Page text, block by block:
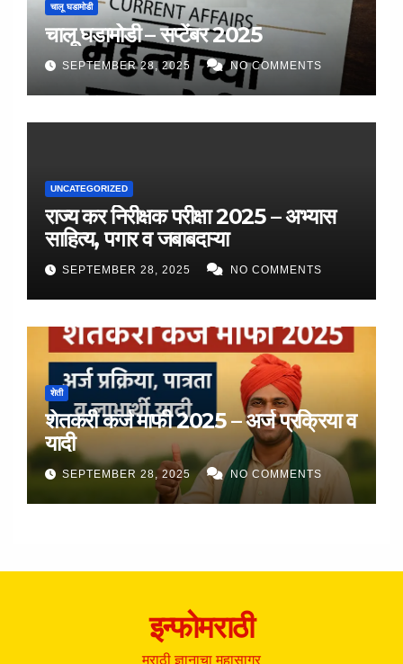
चालू घडामोडी
चालू घडामोडी – सप्टेंबर 2025
SEPTEMBER 28, 2025 NO COMMENTS
UNCATEGORIZED
राज्य कर निरीक्षक परीक्षा 2025 – अभ्यास
साहित्य, पगार व जबाबदाऱ्या
SEPTEMBER 28, 2025 NO COMMENTS
शेती
शेतकरी कर्ज माफी 2025 – अर्ज प्रक्रिया व
यादी
SEPTEMBER 28, 2025 NO COMMENTS
इन्फोमराठी
मराठी ज्ञानाचा महासागर